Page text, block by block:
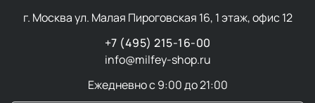
г. Москва ул. Малая Пироговская 16, 1 этаж, офис 12
+7 (495) 215-16-00
info@milfey-shop.ru
Ежедневно с 9:00 до 21:00